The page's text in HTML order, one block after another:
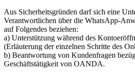
Aus Sicherheitsgründen darf sich eine
Verantwortlichen über die WhatsApp-
auf Folgendes beziehen:
a) Unterstützung während des
(Erläuterung der einzelnen Schritte des
b) Beantwortung von Kundenfragen
Geschäftstätigkeit von OANDA.